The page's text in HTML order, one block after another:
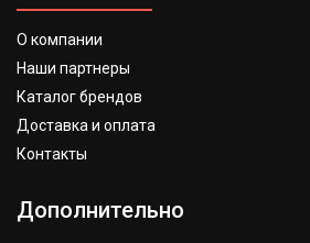
О компании
Наши партнеры
Каталог брендов
Доставка и оплата
Контакты
Дополнительно